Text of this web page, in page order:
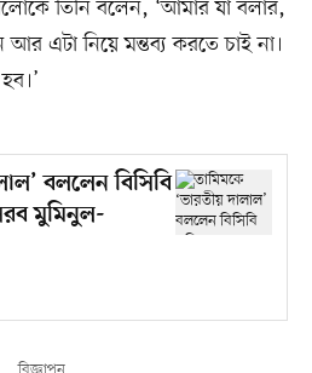
তিনি বলেন, ‘আমার যা বলার,
এটা নিয়ে মন্তব্য করতে চাই না।
বললেন বিসিবি
মুমিনুল-